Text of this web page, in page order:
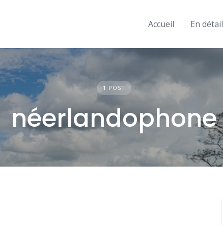
Accueil En détail
1 POST
néerlandophone